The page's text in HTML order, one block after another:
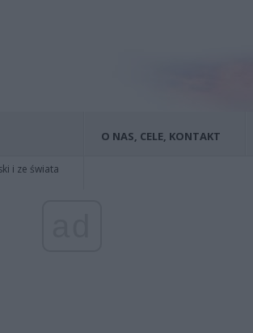
i ze świata
O NAS, CELE, KONTAKT